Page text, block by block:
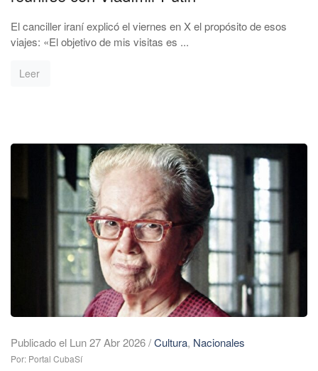
El canciller iraní explicó el viernes en X el propósito de esos
viajes: «El objetivo de mis visitas es ...
Leer
Publicado el Lun 27 Abr 2026/Cultura, Nacionales
Por: Portal CubaSí